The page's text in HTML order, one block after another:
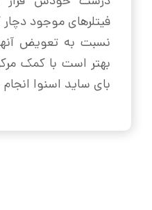
فیتلرهای موجود
نسبت به تعویض
بهتر است با کمک
بای ساید اسنوا